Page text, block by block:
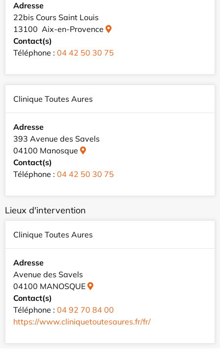
Adresse
22bis Cours Saint Louis
13100 Aix-en-Provence
Contact(s)
Téléphone : 04 42 50 30 75
Clinique Toutes Aures
Adresse
393 Avenue des Savels
04100 Manosque
Contact(s)
Téléphone : 04 42 50 30 75
Lieux d'intervention
Clinique Toutes Aures
Adresse
Avenue des Savels
04100 MANOSQUE
Contact(s)
Téléphone : 04 92 70 84 00
https://www.cliniquetoutesaures.fr/fr/